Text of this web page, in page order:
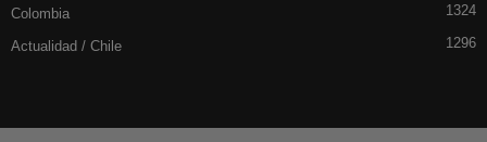
Colombia 1324
Actualidad / Chile 1296